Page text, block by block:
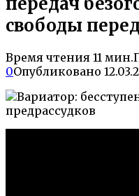
свободы
Время чтения 11 мин.
0Опубликовано